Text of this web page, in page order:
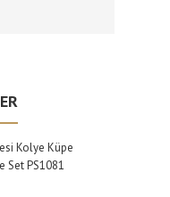
Kolye Küpe
Set PS1081